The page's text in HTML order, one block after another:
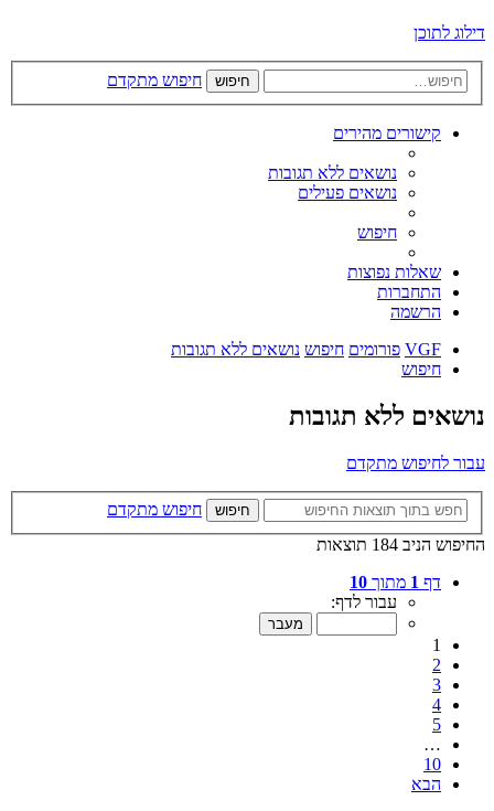
דילוג לתוכן
חיפוש חיפוש מתקדם
קישורים מהירים
נושאים ללא תגובות
נושאים פעילים
חיפוש
שאלות נפוצות
התחברות
הרשמה
VGF פורומים חיפוש נושאים ללא תגובות
חיפוש
נושאים ללא תגובות
עבור לחיפוש מתקדם
חיפוש
חיפוש מתקדם
החיפוש הניב 184 תוצאות
דף 1 מתוך 10
עבור לדף:
1
2
3
4
5
…
10
הבא